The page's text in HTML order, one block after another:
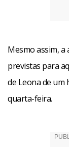
Mesmo assim,
previstas para
de Leona de um
quarta-feira.